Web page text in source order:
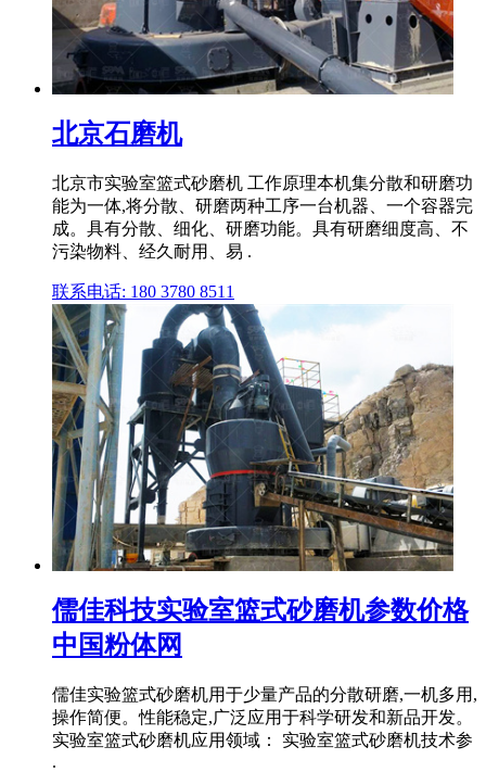
北京石磨机
北京市实验室篮式砂磨机 工作原理本机集分散和研磨功
能为一体,将分散、研磨两种工序一台机器、一个容器完
成。具有分散、细化、研磨功能。具有研磨细度高、不
污染物料、经久耐用、易 .
联系电话: 180 3780 8511
儒佳科技实验室篮式砂磨机参数价格
中国粉体网
儒佳实验篮式砂磨机用于少量产品的分散研磨,一机多用,
操作简便。性能稳定,广泛应用于科学研发和新品开发。
实验室篮式砂磨机应用领域： 实验室篮式砂磨机技术参
.